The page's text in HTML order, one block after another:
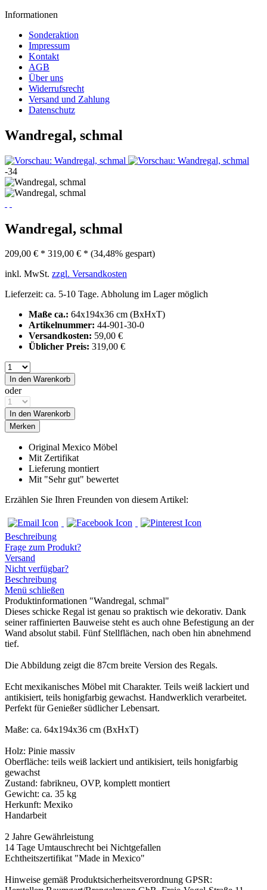
Informationen
Sonderaktion
Impressum
Kontakt
AGB
Über uns
Widerrufsrecht
Versand und Zahlung
Datenschutz
Wandregal, schmal
-34
Wandregal, schmal
209,00 € * 319,00 € * (34,48% gespart)
inkl. MwSt. zzgl. Versandkosten
Lieferzeit: ca. 5-10 Tage. Abholung im Lager möglich
Maße ca.: 64x194x36 cm (BxHxT)
Artikelnummer: 44-901-30-0
Versandkosten: 59,00 €
Üblicher Preis: 319,00 €
In den Warenkorb
oder
In den Warenkorb
Merken
Original Mexico Möbel
Mit Zertifikat
Lieferung montiert
Mit "Sehr gut" bewertet
Erzählen Sie Ihren Freunden von diesem Artikel:
Beschreibung
Frage zum Produkt?
Versand
Nicht verfügbar?
Beschreibung
Menü schließen
Produktinformationen "Wandregal, schmal"
Dieses schicke Regal ist genau so praktisch wie dekorativ. Dank
seiner raffinierten Bauweise steht es auch ohne Befestigung an der
Wand absolut stabil. Fünf Stellflächen, nach oben hin abnehmend
tief.
Die Abbildung zeigt die 87cm breite Version des Regals.
Echt mexikanisches Möbel mit Charakter. Teils weiß lackiert und
antikisiert, teils honigfarbig gewachst. Handwerklich verarbeitet.
Perfekt für Genießer südlicher Lebensart.
Maße: ca. 64x194x36 cm (BxHxT)
Holz: Pinie massiv
Oberfläche: teils weiß lackiert und antikisiert, teils honigfarbig
gewachst
Zustand: fabrikneu, OVP, komplett montiert
Gewicht: ca. 35 kg
Herkunft: Mexiko
Handarbeit
2 Jahre Gewährleistung
14 Tage Umtauschrecht bei Nichtgefallen
Echtheitszertifikat "Made in Mexico"
Hinweise gemäß Produktsicherheitsverordnung GPSR: